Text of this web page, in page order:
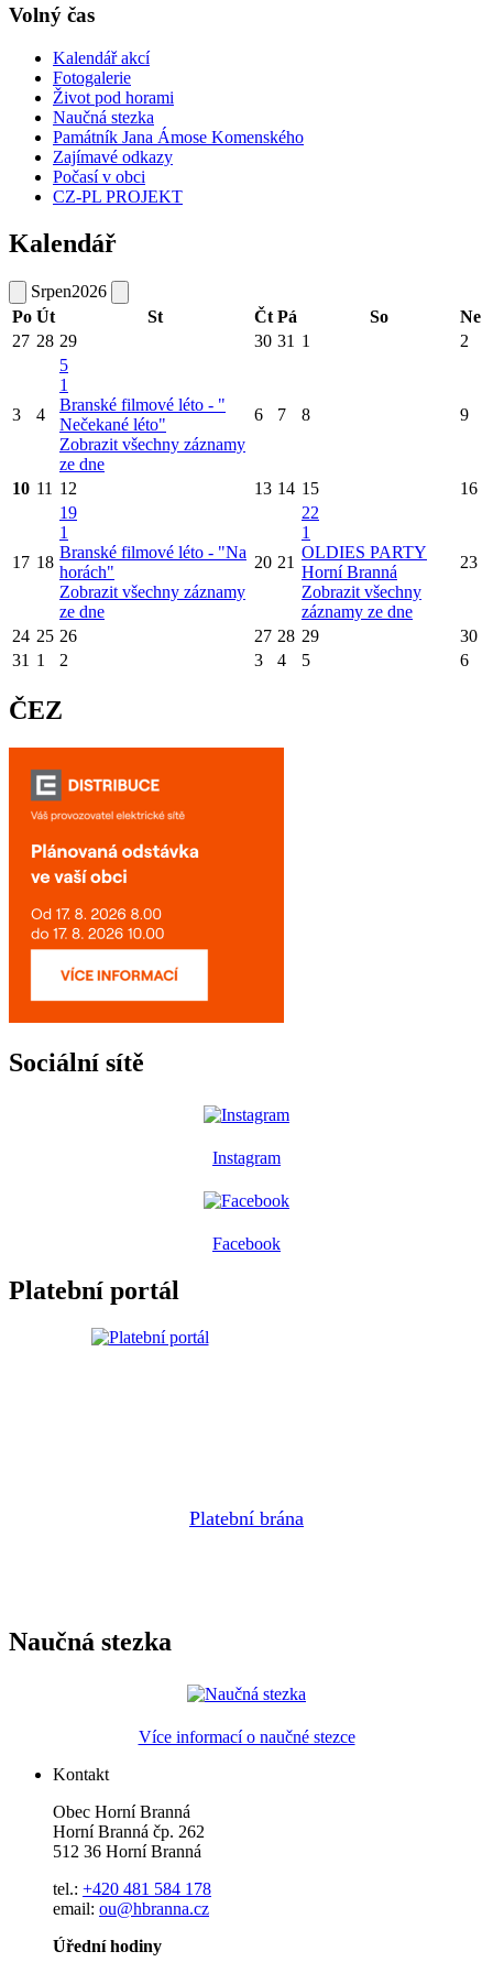
Volný čas
Kalendář akcí
Fotogalerie
Život pod horami
Naučná stezka
Památník Jana Ámose Komenského
Zajímavé odkazy
Počasí v obci
CZ-PL PROJEKT
Kalendář
Srpen2026
Po Út St Čt Pá So
Ne
27 28 29 30 31 1 2
3 4
5
1
Branské filmové léto - "
Nečekané léto"
Zobrazit všechny záznamy
ze dne
6 7 8 9
10 11 12 13 14 15 16
17 18
19
1
Branské filmové léto - "Na
horách"
Zobrazit všechny záznamy
ze dne
20 21
22
1
OLDIES PARTY
Horní Branná
Zobrazit všechny
záznamy ze dne
23
24 25 26 27 28 29
30
31 1 2 3 4 5 6
ČEZ
Sociální sítě
Instagram
Facebook
Platební portál
Platební brána
Naučná stezka
Více informací o naučné stezce
Kontakt
Obec Horní Branná
Horní Branná čp. 262
512 36 Horní Branná
tel.: +420 481 584 178
email: ou@hbranna.cz
Úřední hodiny